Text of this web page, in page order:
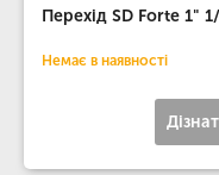
Перехід SD Forte 1"
Немає в наявності